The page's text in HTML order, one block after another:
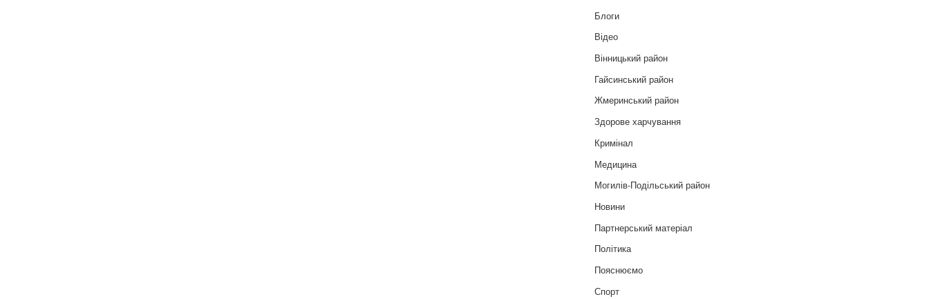
Блоги
Відео
Вінницький район
Гайсинський район
Жмеринський район
Здорове харчування
Кримінал
Медицина
Могилів-Подільський район
Новини
Партнерський матеріал
Політика
Пояснюємо
Спорт